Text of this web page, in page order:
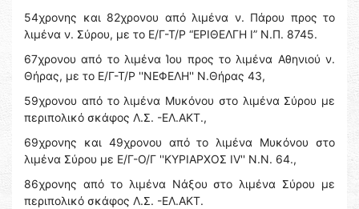
54χρονης και 82χρονου από λιμένα ν. Πάρου προς το
λιμένα ν. Σύρου, με το Ε/Γ-Τ/Ρ “ΕΡΙΘΕΛΓΗ Ι” Ν.Π. 8745.
67χρονου από το λιμένα Ίου προς το λιμένα Αθηνιού ν.
Θήρας, με το Ε/Γ-Τ/Ρ ''ΝΕΦΕΛΗ'' Ν.Θήρας 43,
59χρονου από το λιμένα Μυκόνου στο λιμένα Σύρου με
περιπολικό σκάφος Λ.Σ. -ΕΛ.ΑΚΤ.,
69χρονης και 49χρονου από το λιμένα Μυκόνου στο
λιμένα Σύρου με Ε/Γ-Ο/Γ ''ΚΥΡΙΑΡΧΟΣ ΙV'' Ν.Ν. 64.,
86χρονης από το λιμένα Νάξου στο λιμένα Σύρου με
περιπολικό σκάφος Λ.Σ. -ΕΛ.ΑΚΤ.